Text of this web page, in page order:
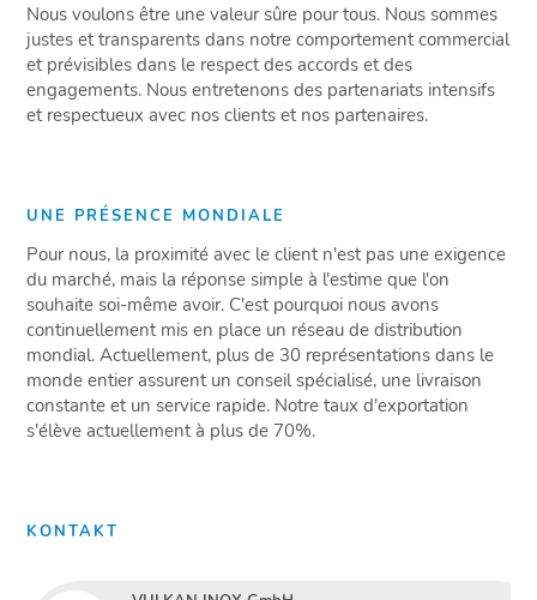
Nous voulons être une valeur sûre pour tous. Nous sommes
justes et transparents dans notre comportement commercial
et prévisibles dans le respect des accords et des
engagements. Nous entretenons des partenariats intensifs
et respectueux avec nos clients et nos partenaires.
UNE PRÉSENCE MONDIALE
Pour nous, la proximité avec le client n'est pas une exigence
du marché, mais la réponse simple à l'estime que l'on
souhaite soi-même avoir. C'est pourquoi nous avons
continuellement mis en place un réseau de distribution
mondial. Actuellement, plus de 30 représentations dans le
monde entier assurent un conseil spécialisé, une livraison
constante et un service rapide. Notre taux d'exportation
s'élève actuellement à plus de 70%.
KONTAKT